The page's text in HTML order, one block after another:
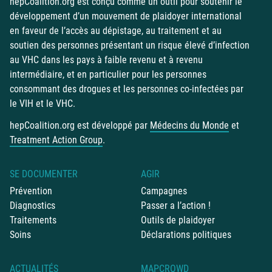
développement d’un mouvement de plaidoyer international
en faveur de l’accès au dépistage, au traitement et au
soutien des personnes présentant un risque élevé d’infection
au VHC dans les pays à faible revenu et à revenu
intermédiaire, et en particulier pour les personnes
consommant des drogues et les personnes co-infectées par
le VIH et le VHC.
hepCoalition.org est développé par Médecins du Monde et
Treatment Action Group.
SE DOCUMENTER
Prévention
Diagnostics
Traitements
Soins
AGIR
Campagnes
Passer a l’action !
Outils de plaidoyer
Déclarations politiques
ACTUALITÉS MAPCROWD